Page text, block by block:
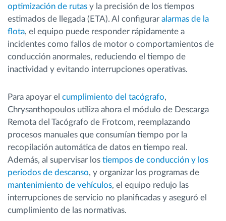
optimización de rutas y la precisión de los tiempos
estimados de llegada (ETA). Al configurar alarmas de la
flota, el equipo puede responder rápidamente a
incidentes como fallos de motor o comportamientos de
conducción anormales, reduciendo el tiempo de
inactividad y evitando interrupciones operativas.
Para apoyar el cumplimiento del tacógrafo,
Chrysanthopoulos utiliza ahora el módulo de Descarga
Remota del Tacógrafo de Frotcom, reemplazando
procesos manuales que consumían tiempo por la
recopilación automática de datos en tiempo real.
Además, al supervisar los tiempos de conducción y los
periodos de descanso, y organizar los programas de
mantenimiento de vehículos, el equipo redujo las
interrupciones de servicio no planificadas y aseguró el
cumplimiento de las normativas.